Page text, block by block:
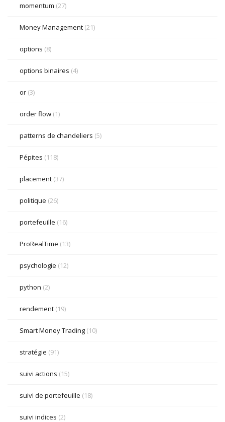
momentum (27)
Money Management (21)
options (8)
options binaires (4)
or (3)
order flow (1)
patterns de chandeliers (5)
Pépites (118)
placement (37)
politique (26)
portefeuille (16)
ProRealTime (13)
psychologie (12)
python (2)
rendement (19)
Smart Money Trading (10)
stratégie (91)
suivi actions (15)
suivi de portefeuille (18)
suivi indices (2)